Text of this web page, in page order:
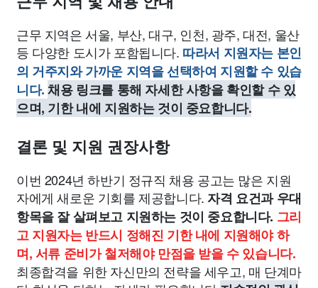
근무 지역은 서울, 부산, 대구, 인천, 광주, 대전, 울산
등 다양한 도시가 포함됩니다. 따라서 지원자는 본인
의 거주지와 가까운 지역을 선택하여 지원할 수 있습
니다. 채용 링크를 통해 자세한 사항을 확인할 수 있
으며, 기한 내에 지원하는 것이 중요합니다.
결론 및 지원 권장사항
이번 2024년 하반기 정규직 채용 공고는 많은 지원
자에게 새로운 기회를 제공합니다. 자격 요건과 우대
항목을 잘 살펴보고 지원하는 것이 중요합니다. 그리
고 지원자는 반드시 정해진 기한 내에 지원해야 하
며, 서류 준비가 철저해야 만점을 받을 수 있습니다.
최종합격을 위한 자신만의 전략을 세우고, 매 단계마